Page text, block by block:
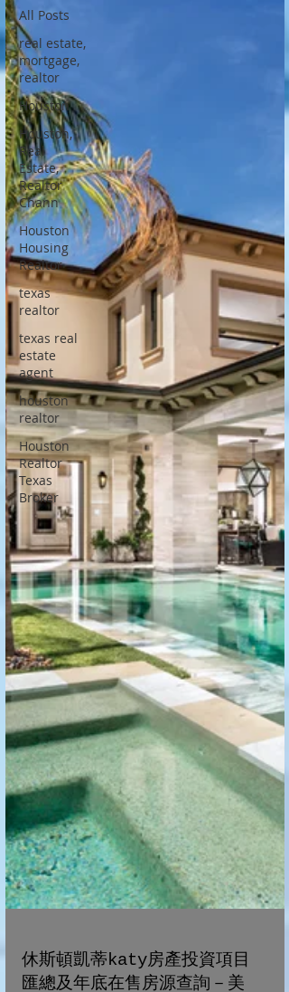
All Posts
real estate,
mortgage,
realtor
Houston
Houston,
Real
Estate,
Realtor
Chann
Houston
Housing
Realtor
texas
realtor
texas real
estate
agent
houston
realtor
Houston
Realtor
Texas
Broker